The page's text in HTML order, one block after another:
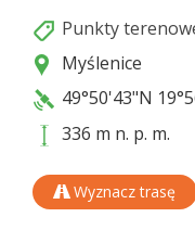
Punkty
Myślenice
49°50'43"N
336 m n. p. m.
Wyznacz trasę